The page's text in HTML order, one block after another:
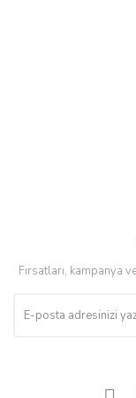
derecede beğendim
Kolay ve hizli alisveris
Fırsatları, kampanya